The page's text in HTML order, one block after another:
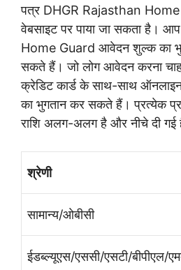
पत्र DHGR Rajasthan Home
वेबसाइट पर पाया जा सकता है। आप
Home Guard आवेदन शुल्क का
सकते हैं। जो लोग आवेदन करना
क्रेडिट कार्ड के साथ-साथ
का भुगतान कर सकते हैं। प्रत्येक
राशि अलग-अलग है और नीचे दी गई
श्रेणी
सामान्य/ओबीसी
ईडब्ल्यूएस/एससी/एसटी/बीपीएल/